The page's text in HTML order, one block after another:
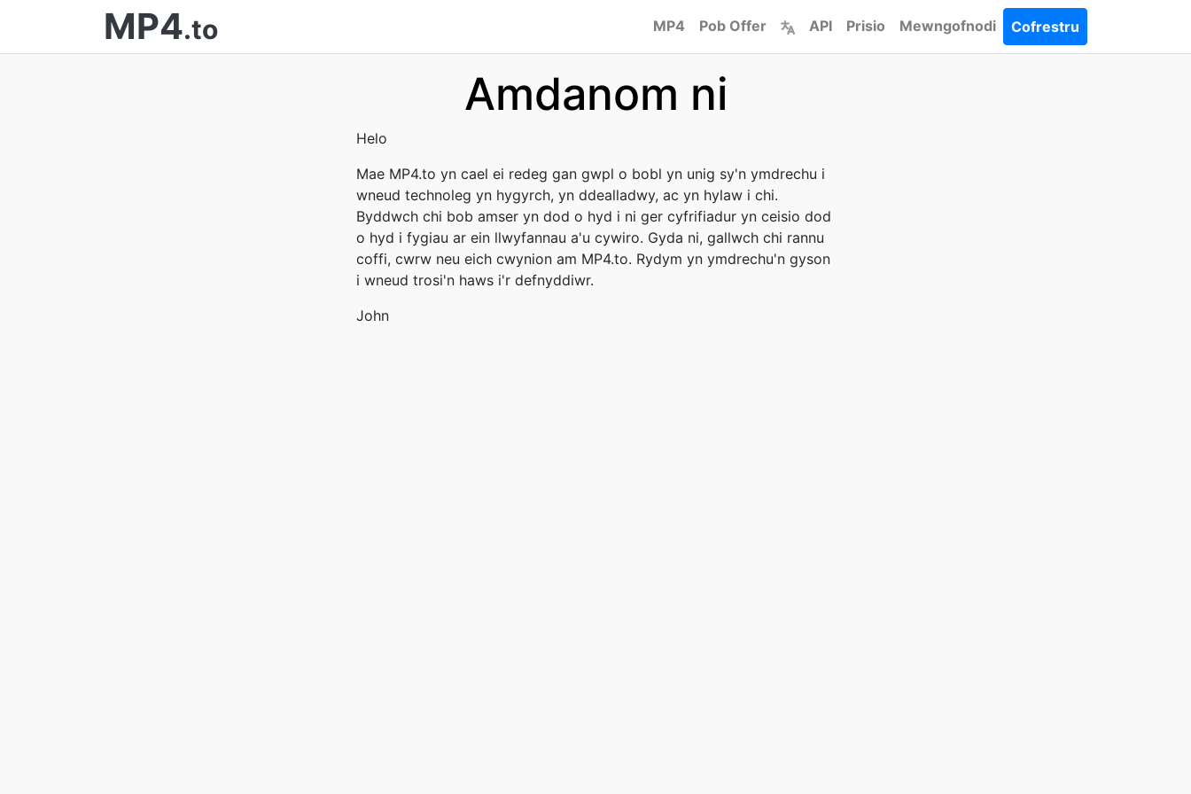
MP4.to MP4 Pob Offer API Prisio Mewngofnodi Cofrestru
Amdanom ni
Helo
Mae MP4.to yn cael ei redeg gan gwpl o bobl yn unig sy'n ymdrechu i
wneud technoleg yn hygyrch, yn ddealladwy, ac yn hylaw i chi.
Byddwch chi bob amser yn dod o hyd i ni ger cyfrifiadur yn ceisio dod
o hyd i fygiau ar ein llwyfannau a'u cywiro. Gyda ni, gallwch chi rannu
coffi, cwrw neu eich cwynion am MP4.to. Rydym yn ymdrechu'n gyson
i wneud trosi'n haws i'r defnyddiwr.
John